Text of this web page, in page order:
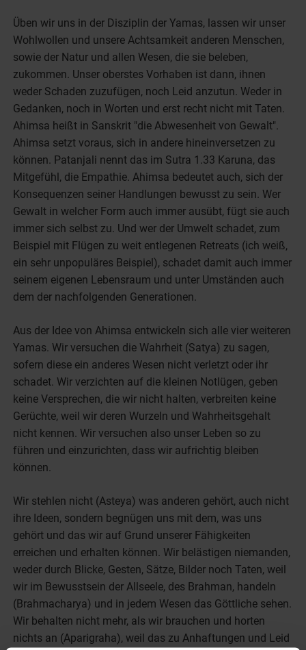
Üben wir uns in der Disziplin der Yamas, lassen wir unser
Wohlwollen und unsere Achtsamkeit anderen Menschen,
sowie der Natur und allen Wesen, die sie beleben,
zukommen. Unser oberstes Vorhaben ist dann, ihnen
weder Schaden zuzufügen, noch Leid anzutun. Weder in
Gedanken, noch in Worten und erst recht nicht mit Taten.
Ahimsa heißt in Sanskrit "die Abwesenheit von Gewalt".
Ahimsa setzt voraus, sich in andere hineinversetzen zu
können. Patanjali nennt das im Sutra 1.33 Karuna, das
Mitgefühl, die Empathie. Ahimsa bedeutet auch, sich der
Konsequenzen seiner Handlungen bewusst zu sein. Wer
Gewalt in welcher Form auch immer ausübt, fügt sie auch
immer sich selbst zu. Und wer der Umwelt schadet, zum
Beispiel mit Flügen zu weit entlegenen Retreats (ich weiß,
ein sehr unpopuläres Beispiel), schadet damit auch immer
seinem eigenen Lebensraum und unter Umständen auch
dem der nachfolgenden Generationen.
Aus der Idee von Ahimsa entwickeln sich alle vier weiteren
Yamas. Wir versuchen die Wahrheit (Satya) zu sagen,
sofern diese ein anderes Wesen nicht verletzt oder ihr
schadet. Wir verzichten auf die kleinen Notlügen, geben
keine Versprechen, die wir nicht halten, verbreiten keine
Gerüchte, weil wir deren Wurzeln und Wahrheitsgehalt
nicht kennen. Wir versuchen also unser Leben so zu
führen und einzurichten, dass wir aufrichtig bleiben
können.
Wir stehlen nicht (Asteya) was anderen gehört, auch nicht
ihre Ideen, sondern begnügen uns mit dem, was uns
gehört und das wir auf Grund unserer Fähigkeiten
erreichen und erhalten können. Wir belästigen niemanden,
weder durch Blicke, Gesten, Sätze, Bilder noch Taten, weil
wir im Bewusstsein der Allseele, des Brahman, handeln
(Brahmacharya) und in jedem Wesen das Göttliche sehen.
Wir behalten nicht mehr, als wir brauchen und horten
nichts an (Aparigraha), weil das zu Anhaftungen und Leid